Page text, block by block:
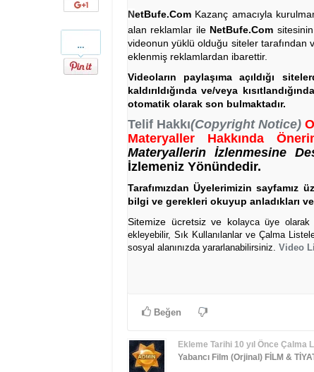
Google+
Pinterest
NetBufe.Com Kazanç amacıyla
alan reklamlar ile NetBufe.Com
videonun yüklü olduğu siteler tarafından
eklenmiş reklamlardan ibarettir.
Videoların paylaşıma açıldığı
kaldırıldığında ve/veya
otomatik olarak son bulmaktadır.
Telif Hakkı(Copyright Notice)
Materyaller Hakkında
Materyallerin İzlenmesine
İzlemeniz Yönündedir.
Tarafımızdan Üyelerimizin sayfamız
bilgi ve gerekleri okuyup anladıkları
Sitemize ücretsiz ve kolayca üye olarak
ekleyebilir, Sık Kullanılanlar ve Çalma
sosyal alanınızda yararlanabilirsiniz. Video
Beğen
Ekleme Tarihi 10 yıl Önce Çalma
Yabancı Film (Orjinal) FİLM &